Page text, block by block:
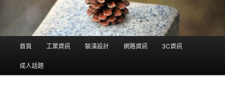
單
首頁 工業資訊 裝潢設計 網路資訊 3C資訊
成人話題